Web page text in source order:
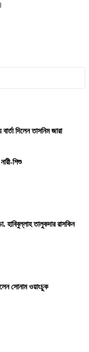
দিলেন তাসনিম জারা
শিশু
হাবিবুল্লাহ তালুকদার রাসকিন
সোনাম ওয়াংচুক